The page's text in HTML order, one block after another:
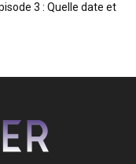
3 : Quelle date et